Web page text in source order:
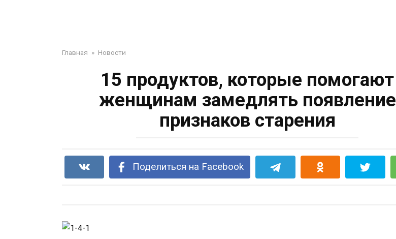
Главная » Новости
15 продуктов, которые помогают
женщинам замедлять появление
признаков старения
Поделиться на Facebook